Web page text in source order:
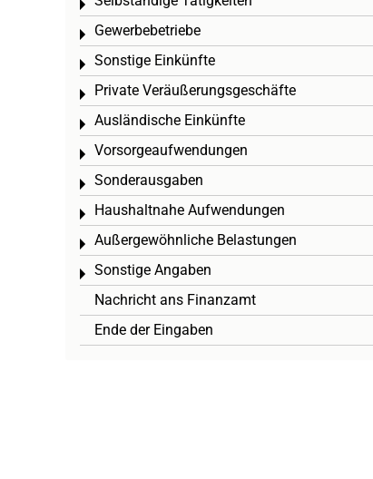
Toggle menu
Gewerbebetriebe
Toggle menu
Sonstige Einkünfte
Toggle menu
Private Veräußerungsgeschäfte
Toggle menu
Ausländische Einkünfte
Toggle menu
Vorsorgeaufwendungen
Toggle menu
Sonderausgaben
Toggle menu
Haushaltnahe Aufwendungen
Toggle menu
Außergewöhnliche Belastungen
Toggle menu
Sonstige Angaben
Toggle menu
Nachricht ans Finanzamt
Ende der Eingaben